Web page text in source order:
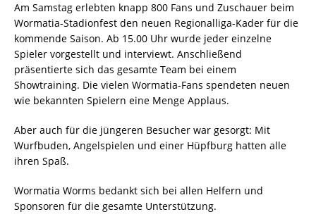
Am Samstag erlebten knapp 800 Fans und Zuschauer beim
Wormatia-Stadionfest den neuen Regionalliga-Kader für die
kommende Saison. Ab 15.00 Uhr wurde jeder einzelne
Spieler vorgestellt und interviewt. Anschließend
präsentierte sich das gesamte Team bei einem
Showtraining. Die vielen Wormatia-Fans spendeten neuen
wie bekannten Spielern eine Menge Applaus.
Aber auch für die jüngeren Besucher war gesorgt: Mit
Wurfbuden, Angelspielen und einer Hüpfburg hatten alle
ihren Spaß.
Wormatia Worms bedankt sich bei allen Helfern und
Sponsoren für die gesamte Unterstützung.